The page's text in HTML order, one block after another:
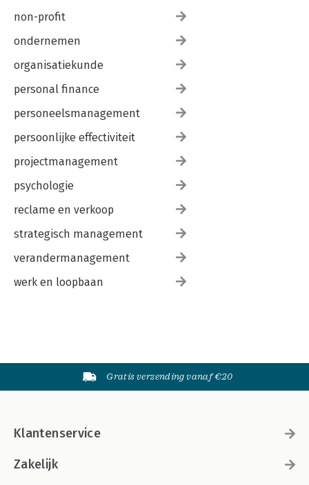
non-profit
ondernemen
organisatiekunde
personal finance
personeelsmanagement
persoonlijke effectiviteit
projectmanagement
psychologie
reclame en verkoop
strategisch management
verandermanagement
werk en loopbaan
Gratis verzending vanaf €20
Klantenservice
Zakelijk